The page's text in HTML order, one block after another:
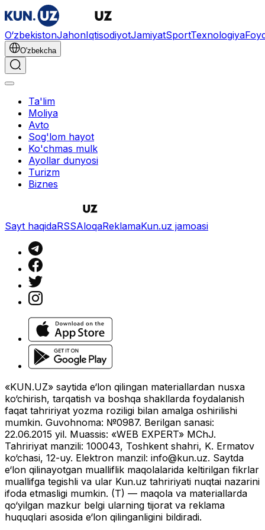
O‘zbekistonJahonIqtisodiyotJamiyatSportTexnologiya
O'zbekcha
Ta'lim
Moliya
Avto
Sog'lom hayot
Ko'chmas mulk
Ayollar dunyosi
Turizm
Biznes
Sayt haqidaRSSAloqaReklamaKun.uz jamoasi
«KUN.UZ» saytida e‘lon qilingan materiallardan nusxa
ko‘chirish, tarqatish va boshqa shakllarda foydalanish
faqat tahririyat yozma roziligi bilan amalga oshirilishi
mumkin. Guvohnoma: №0987. Berilgan sanasi:
22.06.2015 yil. Muassis: «WEB EXPERT» MChJ.
Tahririyat manzili: 100043, Toshkent shahri, K. Ermatov
ko‘chasi, 12-uy. Elektron manzil: info@kun.uz. Saytda
e‘lon qilinayotgan mualliflik maqolalarida keltirilgan fikrlar
muallifga tegishli va ular Kun.uz tahririyati nuqtai nazarini
ifoda etmasligi mumkin. (T) — maqola va materiallarda
qo‘yilgan mazkur belgi ularning tijorat va reklama
huquqlari asosida e‘lon qilinganligini bildiradi.